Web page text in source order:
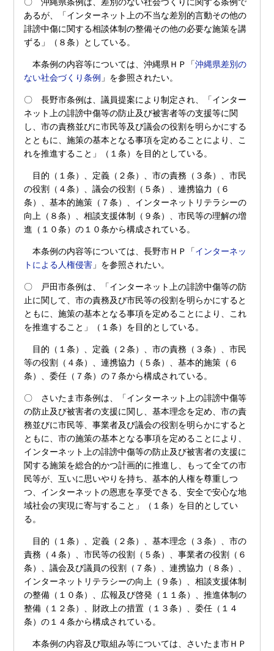
あるが、「インターネット上の不当な差別的言動その他の
誹謗中傷に関する相談体制の整備その他の必要な施策を講
ずる」（８条）としている。
本条例の内容等については、沖縄県ＨＰ「沖縄県差別の
ない社会づくり条例 」を参照されたい。
〇 長野市条例は、議員提案により制定され、「インター
ネット上の誹謗中傷等の防止及び被害者等の支援等に関
し、市の責務並びに市民等及び議会の役割を明らかにする
とともに、施策の基本となる事項を定めることにより、こ
れを推進すること」（１条）を目的としている。
目的（１条）、定義（２条）、市の責務（３条）、市民
の役割（４条）、議会の役割（５条）、連携協力（６
条）、基本的施策（７条）、インターネットリテラシーの
向上（８条）、相談支援体制（９条）、市民等の理解の増
進（１０条）の１０条から構成されている。
本条例の内容等については、長野市ＨＰ「インターネッ
トによる人権侵害 」を参照されたい。
〇 戸田市条例は、「インターネット上の誹謗中傷等の防
止に関して、市の責務及び市民等の役割を明らかにすると
ともに、施策の基本となる事項を定めることにより、これ
を推進すること」（１条）を目的としている。
目的（１条）、定義（２条）、市の責務（３条）、市民
等の役割（４条）、連携協力（５条）、基本的施策（６
条）、委任（７条）の７条から構成されている。
〇 さいたま市条例は、「インターネット上の誹謗中傷等
の防止及び被害者の支援に関し、基本理念を定め、市の責
務並びに市民等、事業者及び議会の役割を明らかにすると
ともに、市の施策の基本となる事項を定めることにより、
インターネット上の誹謗中傷等の防止及び被害者の支援に
関する施策を総合的かつ計画的に推進し、もって全ての市
民等が、互いに思いやりを持ち、基本的人権を尊重しつ
つ、インターネットの恩恵を享受できる、安全で安心な地
域社会の実現に寄与すること」（１条）を目的としてい
る。
目的（１条）、定義（２条）、基本理念（３条）、市の
責務（４条）、市民等の役割（５条）、事業者の役割（６
条）、議会及び議員の役割（７条）、連携協力（８条）、
インターネットリテラシーの向上（９条）、相談支援体制
の整備（１０条）、広報及び啓発（１１条）、推進体制の
整備（１２条）、財政上の措置（１３条）、委任（１４
条）の１４条から構成されている。
本条例の内容及び取組み等については、さいたま市ＨＰ